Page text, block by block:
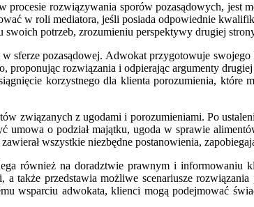
rozwiązywania sporów pozasądowych, jest
w roli mediatora, jeśli posiada odpowiednie
swoich potrzeb, zrozumieniu perspektywy drugiej
sferze pozasądowej. Adwokat przygotowuje
proponując rozwiązania i odpierając argumenty
korzystnego dla klienta porozumienia,
związanych z ugodami i porozumieniami. Po
umowa o podział majątku, ugoda w sprawie
wszystkie niezbędne postanowienia,
również na doradztwie prawnym i informowaniu
także przedstawia możliwe scenariusze
wsparciu adwokata, klienci mogą podejmować